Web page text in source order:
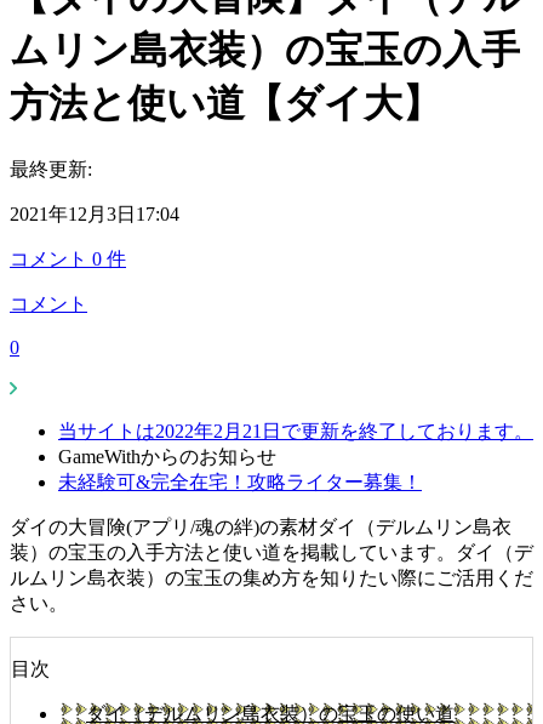
ムリン島衣装）の宝玉の入手
方法と使い道【ダイ大】
最終更新:
2021年12月3日17:04
コメント 0 件
コメント
0
当サイトは2022年2月21日で更新を終了しております。
GameWithからのお知らせ
未経験可&完全在宅！攻略ライター募集！
ダイの大冒険(アプリ/魂の絆)の素材ダイ（デルムリン島衣
装）の宝玉の入手方法と使い道を掲載しています。ダイ（デ
ルムリン島衣装）の宝玉の集め方を知りたい際にご活用くだ
さい。
目次
ダイ（デルムリン島衣装）の宝玉の使い道